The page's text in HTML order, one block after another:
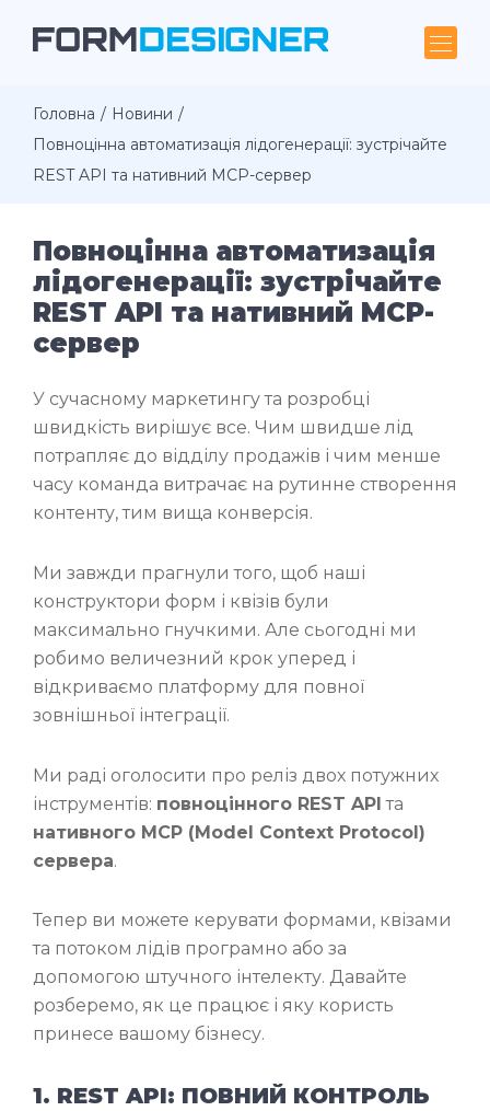
Головна
Новини
Повноцінна автоматизація лідогенерації: зустрічайте
REST API та нативний MCP-сервер
Повноцінна автоматизація
лідогенерації: зустрічайте
REST API та нативний MCP-
сервер
У сучасному маркетингу та розробці
швидкість вирішує все. Чим швидше лід
потрапляє до відділу продажів і чим менше
часу команда витрачає на рутинне створення
контенту, тим вища конверсія.
Ми завжди прагнули того, щоб наші
конструктори форм і квізів були
максимально гнучкими. Але сьогодні ми
робимо величезний крок уперед і
відкриваємо платформу для повної
зовнішньої інтеграції.
Ми раді оголосити про реліз двох потужних
інструментів: повноцінного REST API та
нативного MCP (Model Context Protocol)
сервера.
Тепер ви можете керувати формами, квізами
та потоком лідів програмно або за
допомогою штучного інтелекту. Давайте
розберемо, як це працює і яку користь
принесе вашому бізнесу.
1. REST API: ПОВНИЙ КОНТРОЛЬ